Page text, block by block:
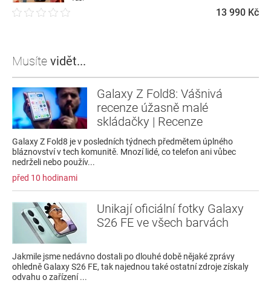
13 990 Kč
Musíte vidět...
Galaxy Z Fold8: Vášnivá
recenze úžasně malé
skládačky | Recenze
Galaxy Z Fold8 je v posledních týdnech předmětem úplného
bláznovství v tech komunitě. Mnozí lidé, co telefon ani vůbec
nedrželi nebo použív...
před 10 hodinami
Unikají oficiální fotky Galaxy
S26 FE ve všech barvách
Jakmile jsme nedávno dostali po dlouhé době nějaké zprávy
ohledně Galaxy S26 FE, tak najednou také ostatní zdroje získaly
odvahu o zařízení ...